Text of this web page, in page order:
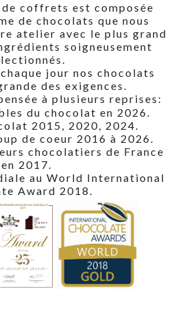
coffrets est composée
de chocolats que nous
atelier avec le plus grand
soigneusement
jour nos chocolats
des exigences.
à plusieurs reprises:
du chocolat en 2026.
2015, 2020, 2024.
de coeur 2016 à 2026.
chocolatiers de France
en 2017.
au World International
Award 2018.